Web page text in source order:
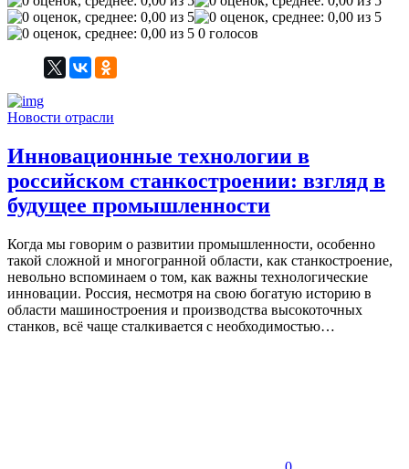
0 голосов
Новости отрасли
Инновационные технологии в
российском станкостроении: взгляд в
будущее промышленности
Когда мы говорим о развитии промышленности, особенно
такой сложной и многогранной области, как станкостроение,
невольно вспоминаем о том, как важны технологические
инновации. Россия, несмотря на свою богатую историю в
области машиностроения и производства высокоточных
станков, всё чаще сталкивается с необходимостью…